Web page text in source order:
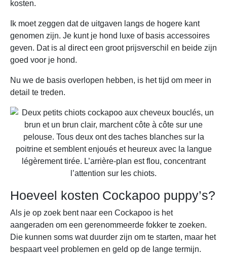
kosten.
Ik moet zeggen dat de uitgaven langs de hogere kant
genomen zijn. Je kunt je hond luxe of basis accessoires
geven. Dat is al direct een groot prijsverschil en beide zijn
goed voor je hond.
Nu we de basis overlopen hebben, is het tijd om meer in
detail te treden.
Hoeveel kosten Cockapoo puppy’s?
Als je op zoek bent naar een Cockapoo is het
aangeraden om een gerenommeerde fokker te zoeken.
Die kunnen soms wat duurder zijn om te starten, maar het
bespaart veel problemen en geld op de lange termijn.